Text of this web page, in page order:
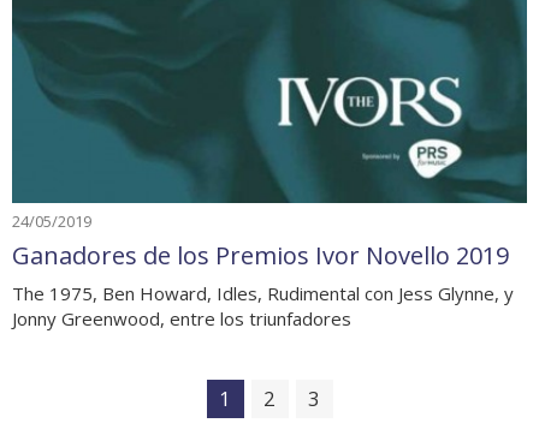
24/05/2019
Ganadores de los Premios Ivor Novello 2019
The 1975, Ben Howard, Idles, Rudimental con Jess Glynne, y
Jonny Greenwood, entre los triunfadores
1 2 3